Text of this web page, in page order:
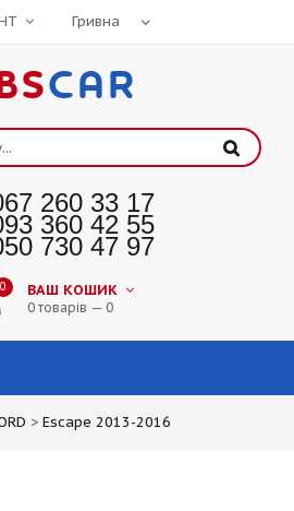
CAR
260 33 17
360 42 55
730 47 97
0 ВАШ КОШИК
0 товарів — 0
> Escape 2013-2016